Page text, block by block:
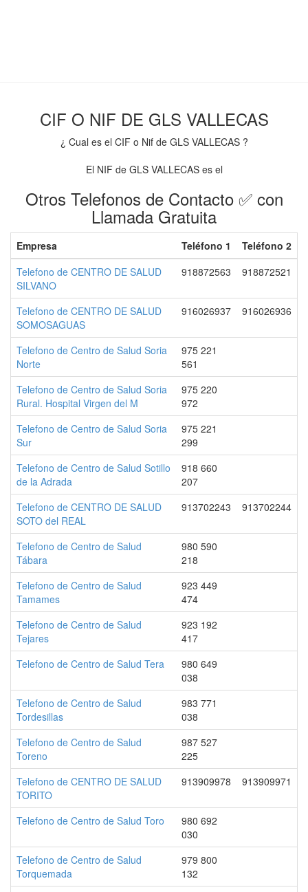
CIF O NIF DE GLS VALLECAS
¿ Cual es el CIF o Nif de GLS VALLECAS ?
El NIF de GLS VALLECAS es el
Otros Telefonos de Contacto ✅ con
Llamada Gratuita
Empresa Teléfono 1
Teléfono 2
Telefono de CENTRO DE SALUD
SILVANO
918872563 918872521
Telefono de CENTRO DE SALUD
SOMOSAGUAS
916026937 916026936
Telefono de Centro de Salud Soria
Norte
975 221
561
Telefono de Centro de Salud Soria
Rural. Hospital Virgen del M
975 220
972
Telefono de Centro de Salud Soria
Sur
975 221
299
Telefono de Centro de Salud Sotillo
de la Adrada
918 660
207
Telefono de CENTRO DE SALUD
SOTO del REAL
913702243 913702244
Telefono de Centro de Salud
Tábara
980 590
218
Telefono de Centro de Salud
Tamames
923 449
474
Telefono de Centro de Salud
Tejares
923 192
417
Telefono de Centro de Salud Tera
980 649
038
Telefono de Centro de Salud
Tordesillas
983 771
038
Telefono de Centro de Salud
Toreno
987 527
225
Telefono de CENTRO DE SALUD
TORITO
913909978 913909971
Telefono de Centro de Salud Toro
980 692
030
Telefono de Centro de Salud
Torquemada
979 800
132